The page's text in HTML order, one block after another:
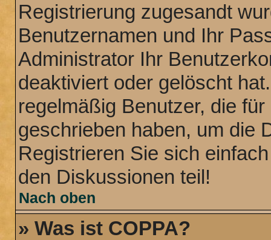
Registrierung zugesandt
Benutzernamen und Ihr
Administrator Ihr
deaktiviert oder gelöscht
regelmäßig Benutzer, die
geschrieben haben, um die
Registrieren Sie sich
den Diskussionen teil!
Nach oben
» Was ist COPPA?